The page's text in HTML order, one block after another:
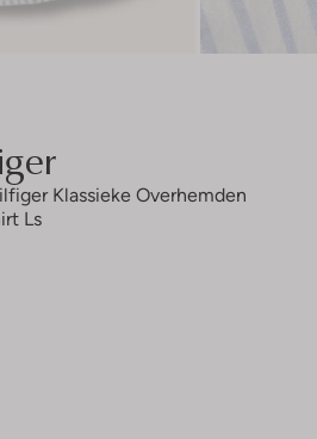
Klassieke Overhemden
Ls